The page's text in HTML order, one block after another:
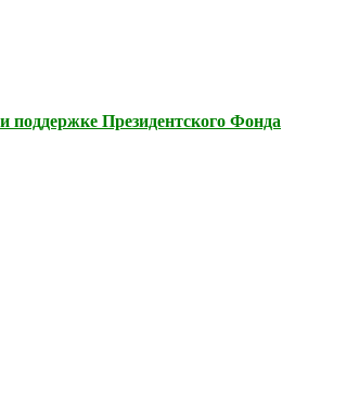
поддержке Президентского Фонда